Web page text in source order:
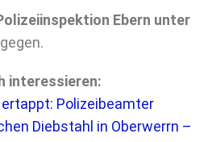
Ebern unter
interessieren:
Polizeibeamter
Diebstahl in Oberwerrn –